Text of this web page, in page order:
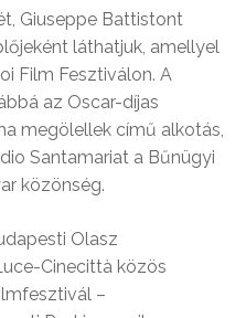
Giuseppe Battistont
láthatjuk, amellyel
Film Fesztiválon. A
az Oscar-díjas
megölellek című alkotás,
Santamariat a Bűnügyi
közönség.
Olasz
Cinecittà közös
–